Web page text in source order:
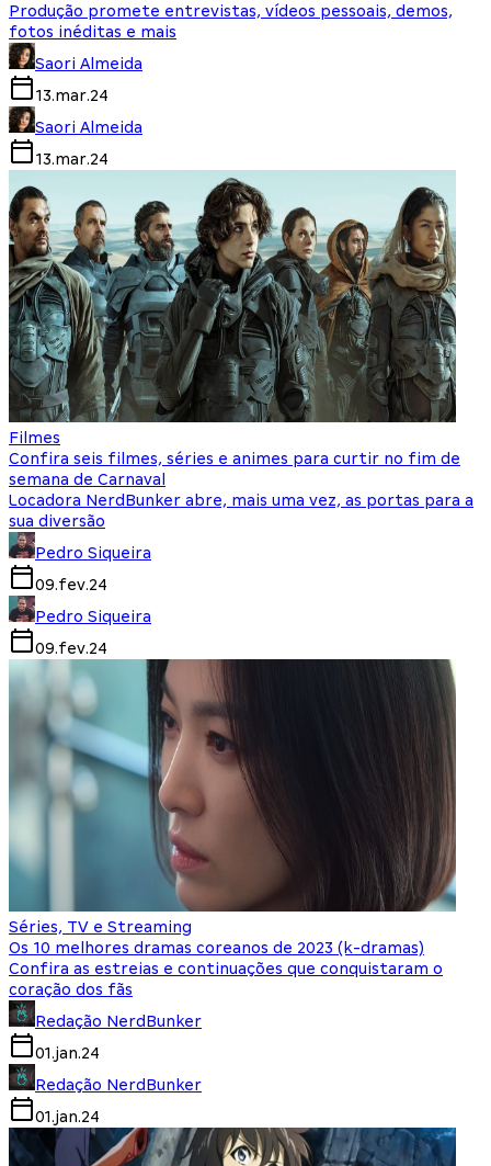
Produção promete entrevistas, vídeos pessoais, demos,
fotos inéditas e mais
Saori Almeida
13.mar.24
Saori Almeida
13.mar.24
Filmes
Confira seis filmes, séries e animes para curtir no fim de
semana de Carnaval
Locadora NerdBunker abre, mais uma vez, as portas para a
sua diversão
Pedro Siqueira
09.fev.24
Pedro Siqueira
09.fev.24
Séries, TV e Streaming
Os 10 melhores dramas coreanos de 2023 (k-dramas)
Confira as estreias e continuações que conquistaram o
coração dos fãs
Redação NerdBunker
01.jan.24
Redação NerdBunker
01.jan.24